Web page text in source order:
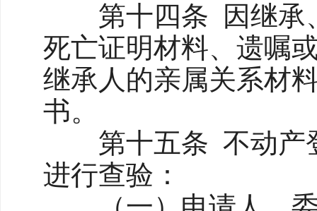
第十四条 因继承、
死亡证明材料、遗嘱
继承人的亲属关系材
书。
第十五条 不动产登
进行查验：